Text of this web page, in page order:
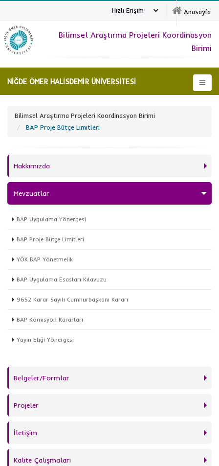
Anasayfa
Hızlı Erişim
NİĞDE ÖMER HALİSDEMİR ÜNİVERSİTESİ
Bilimsel Araştırma Projeleri Koordinasyon
Birimi
Bilimsel Araştırma Projeleri Koordinasyon Birimi
BAP Proje Bütçe Limitleri
Hakkımızda
Mevzuatlar
BAP Uygulama Yönergesi
BAP Proje Bütçe Limitleri
YÖK BAP Yönetmelik
BAP Uygulama Esasları Kılavuzu
9652 Karar Sayılı Cumhurbaşkanı Kararı
BAP Komisyon Kararları
Yayın Etiği Yönergesi
Belgeler/Formlar
Projeler
İletişim
Kalite Çalışmaları